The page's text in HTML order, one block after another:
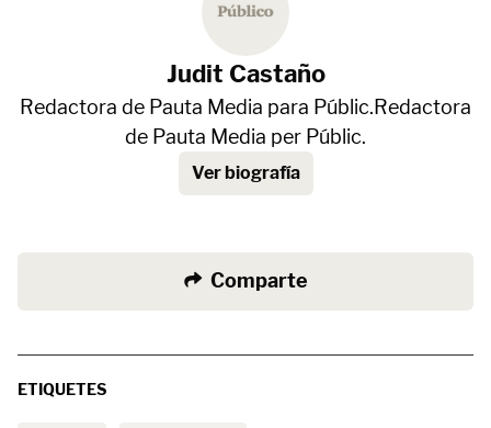
Judit Castaño
Redactora de Pauta Media para Públic.Redactora
de Pauta Media per Públic.
Ver biografía
Comparte
ETIQUETES